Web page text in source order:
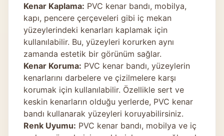
Kenar Kaplama: PVC kenar bandı, mobilya,
kapı, pencere çerçeveleri gibi iç mekan
yüzeylerindeki kenarları kaplamak için
kullanılabilir. Bu, yüzeyleri korurken aynı
zamanda estetik bir görünüm sağlar.
Kenar Koruma: PVC kenar bandı, yüzeylerin
kenarlarını darbelere ve çizilmelere karşı
korumak için kullanılabilir. Özellikle sert ve
keskin kenarların olduğu yerlerde, PVC kenar
bandı kullanarak yüzeyleri koruyabilirsiniz.
Renk Uyumu: PVC kenar bandı, mobilya ve iç